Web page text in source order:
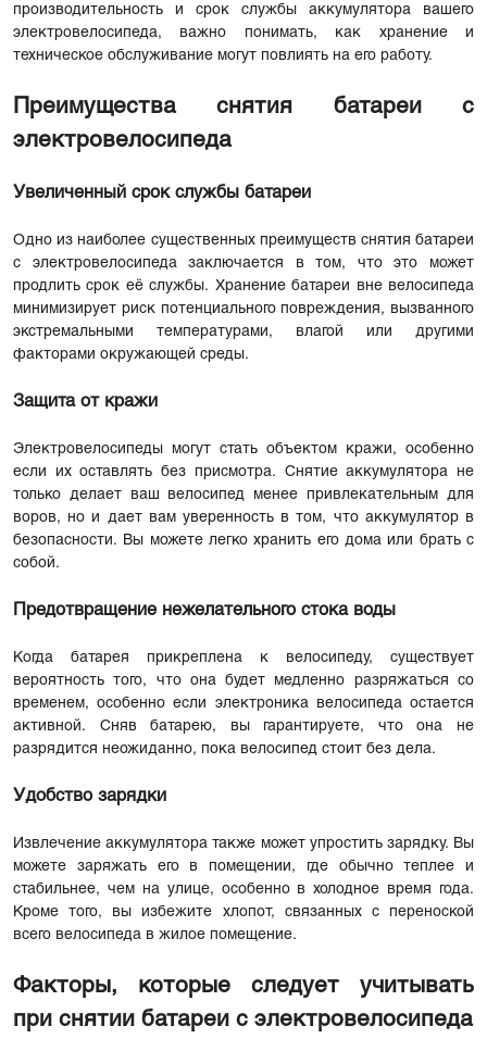
производительность и срок службы аккумулятора вашего
электровелосипеда, важно понимать, как хранение и
техническое обслуживание могут повлиять на его работу.
Преимущества снятия батареи с
электровелосипеда
Увеличенный срок службы батареи
Одно из наиболее существенных преимуществ снятия батареи
с электровелосипеда заключается в том, что это может
продлить срок её службы. Хранение батареи вне велосипеда
минимизирует риск потенциального повреждения, вызванного
экстремальными температурами, влагой или другими
факторами окружающей среды.
Защита от кражи
Электровелосипеды могут стать объектом кражи, особенно
если их оставлять без присмотра. Снятие аккумулятора не
только делает ваш велосипед менее привлекательным для
воров, но и дает вам уверенность в том, что аккумулятор в
безопасности. Вы можете легко хранить его дома или брать с
собой.
Предотвращение нежелательного стока воды
Когда батарея прикреплена к велосипеду, существует
вероятность того, что она будет медленно разряжаться со
временем, особенно если электроника велосипеда остается
активной. Сняв батарею, вы гарантируете, что она не
разрядится неожиданно, пока велосипед стоит без дела.
Удобство зарядки
Извлечение аккумулятора также может упростить зарядку. Вы
можете заряжать его в помещении, где обычно теплее и
стабильнее, чем на улице, особенно в холодное время года.
Кроме того, вы избежите хлопот, связанных с переноской
всего велосипеда в жилое помещение.
Факторы, которые следует учитывать
при снятии батареи с электровелосипеда